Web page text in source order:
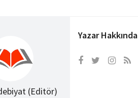
(Editör)
Yazar Hakkında